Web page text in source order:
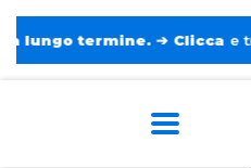
termine. ➔ Clicca e trova